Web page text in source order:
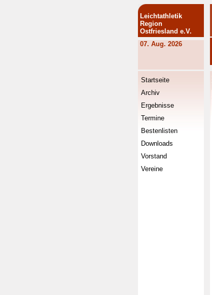
Leichtathletik
Region
Ostfriesland e.V.
07. Aug. 2026
Startseite
Archiv
Ergebnisse
Termine
Bestenlisten
Downloads
Vorstand
Vereine